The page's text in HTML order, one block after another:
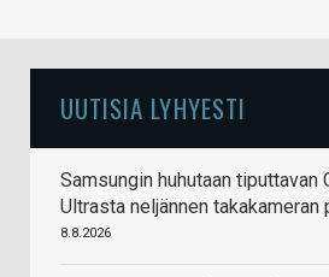
UUTISIA LYHYESTI
Samsungin huhutaan tiputtavan
Ultrasta neljännen takakameran
8.8.2026